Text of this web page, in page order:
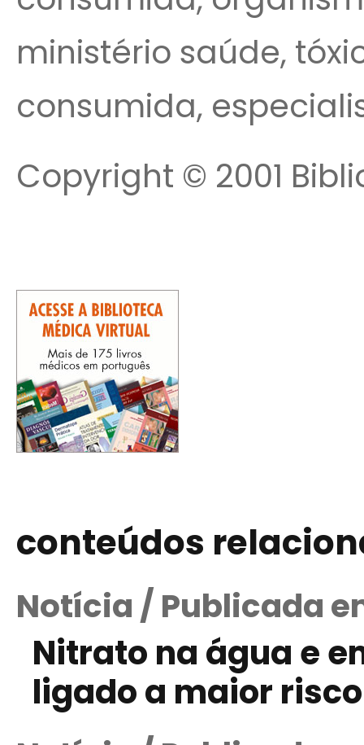
ministério saúde,
consumida,
Copyright © 2001
conteúdos
Notícia / Publicada
Nitrato na água e
ligado a maior